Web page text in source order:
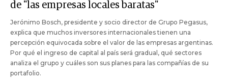
de "las empresas locales baratas"
Jerónimo Bosch, presidente y socio director de Grupo Pegasus,
explica que muchos inversores internacionales tienen una
percepción equivocada sobre el valor de las empresas argentinas.
Por qué el ingreso de capital al país será gradual, qué sectores
analiza el grupo y cuáles son sus planes para las compañías de su
portafolio.